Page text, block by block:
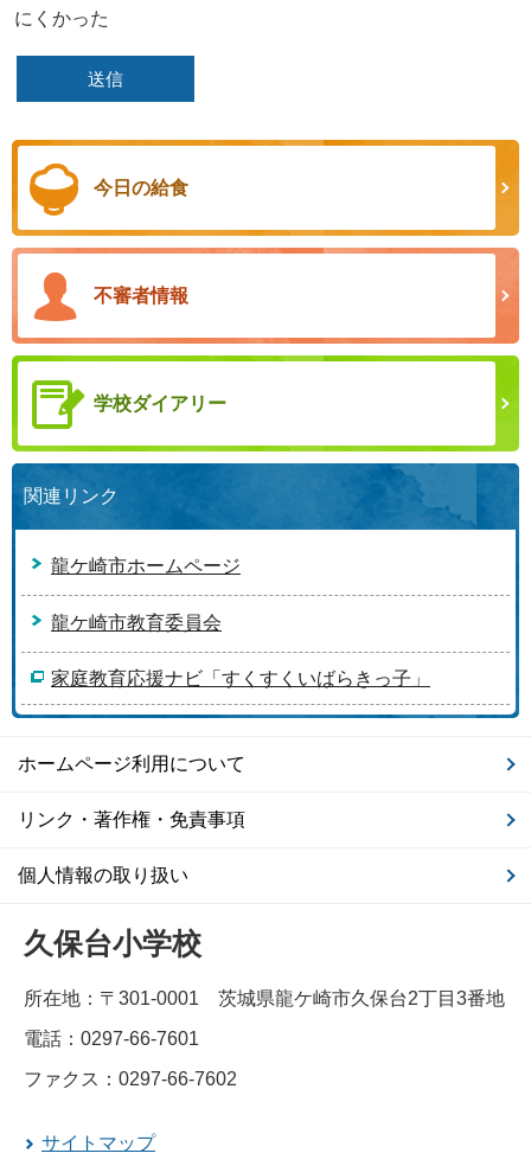
にくかった
今日の給食
不審者情報
学校ダイアリー
関連リンク
龍ケ崎市ホームページ
龍ケ崎市教育委員会
家庭教育応援ナビ「すくすくいばらきっ子」
ホームページ利用について
リンク・著作権・免責事項
個人情報の取り扱い
久保台小学校
所在地：〒301-0001 茨城県龍ケ崎市久保台2丁目3番地
電話：0297-66-7601
ファクス：0297-66-7602
サイトマップ